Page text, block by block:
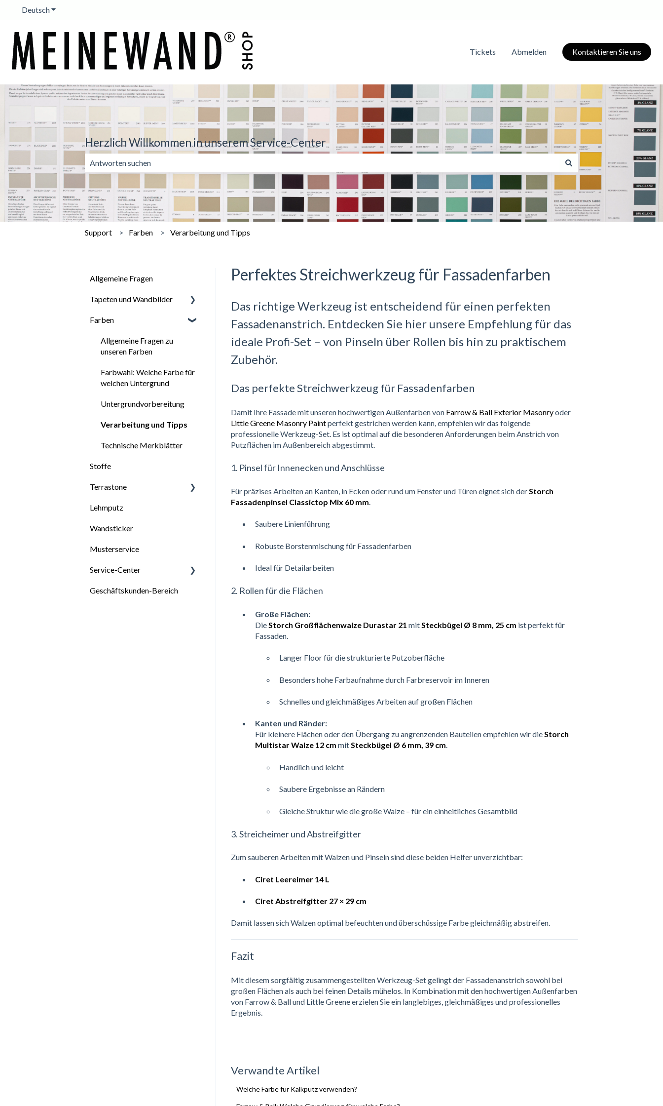
DeutschUntermenü für Übersetzungen anzeigen
Tickets Abmelden Kontaktieren Sie uns
Herzlich Willkommen in unserem Service-Center
Es gibt keine Vorschläge, da das Suchfeld leer ist.
Support Farben Verarbeitung und Tipps
Perfektes Streichwerkzeug für Fassadenfarben
Das richtige Werkzeug ist entscheidend für einen perfekten
Fassadenanstrich. Entdecken Sie hier unsere Empfehlung für das
ideale Profi-Set – von Pinseln über Rollen bis hin zu praktischem
Zubehör.
Das perfekte Streichwerkzeug für Fassadenfarben
Damit Ihre Fassade mit unseren hochwertigen Außenfarben von Farrow & Ball Exterior Masonryoder
Little Greene Masonry Paintperfekt gestrichen werden kann, empfehlen wir das folgende
professionelle Werkzeug-Set. Es ist optimal auf die besonderen Anforderungen beim Anstrich von
Putzflächen im Außenbereich abgestimmt.
1. Pinsel für Innenecken und Anschlüsse
Für präzises Arbeiten an Kanten, in Ecken oder rund um Fenster und Türen eignet sich derStorch
Fassadenpinsel Classictop Mix 60 mm.
Saubere Linienführung
Robuste Borstenmischung für Fassadenfarben
Ideal für Detailarbeiten
2. Rollen für die Flächen
Große Flächen:
Die Storch Großflächenwalze Durastar 21 mit Steckbügel Ø 8 mm, 25 cm ist perfekt für
Fassaden.
Langer Floor für die strukturierte Putzoberfläche
Besonders hohe Farbaufnahme durch Farbreservoir im Inneren
Schnelles und gleichmäßiges Arbeiten auf großen Flächen
Kanten und Ränder:
Für kleinere Flächen oder den Übergang zu angrenzenden Bauteilen empfehlen wir dieStorch
Multistar Walze 12 cm mitSteckbügel Ø 6 mm, 39 cm.
Handlich und leicht
Saubere Ergebnisse an Rändern
Gleiche Struktur wie die große Walze – für ein einheitliches Gesamtbild
3. Streicheimer und Abstreifgitter
Zum sauberen Arbeiten mit Walzen und Pinseln sind diese beiden Helfer unverzichtbar:
Ciret Leereimer 14 L
Ciret Abstreifgitter 27 × 29 cm
Damit lassen sich Walzen optimal befeuchten und überschüssige Farbe gleichmäßig abstreifen.
Fazit
Mit diesem sorgfältig zusammengestellten Werkzeug-Set gelingt der Fassadenanstrich sowohl bei
großen Flächen als auch bei feinen Details mühelos. In Kombination mit den hochwertigen Außenfarben
von Farrow & Ball und Little Greene erzielen Sie ein langlebiges, gleichmäßiges und professionelles
Ergebnis.
Verwandte Artikel
Welche Farbe für Kalkputz verwenden?
Allgemeine Fragen
Tapeten und Wandbilder
Allgemeine Fragen zu
Tapetenarten
Tapetenbedarfsberechnung
für Tapeten
Tapeziertipps
Videos: Tapezieren
Farben
Allgemeine Fragen zu
unseren Farben
Farbwahl: Welche Farbe für
welchen Untergrund
Untergrundvorbereitung
Verarbeitung und Tipps
Technische Merkblätter
Stoffe
Terrastone
Allgemeines zu Terrastone
Untergrund für Terrastone
Verarbeitung von
Terrastone
Lehmputz
Wandsticker
Musterservice
Service-Center
Service-Formulare
Geschäftskunden-Bereich